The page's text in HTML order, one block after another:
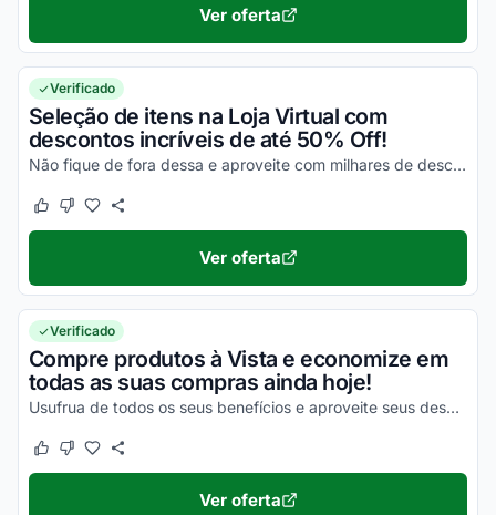
Ver oferta
Verificado
Seleção de itens na Loja Virtual com
descontos incríveis de até 50% Off!
Não fique de fora dessa e aproveite com milhares de descontos!
Este cupom funcionou
Este cupom não funcionou
Ver oferta
Verificado
Compre produtos à Vista e economize em
todas as suas compras ainda hoje!
Usufrua de todos os seus benefícios e aproveite seus descontos em toda a Loja Online!
Este cupom funcionou
Este cupom não funcionou
Ver oferta